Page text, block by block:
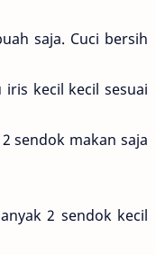
saja. Cuci bersih
kecil kecil sesuai
sendok makan saja
2 sendok kecil